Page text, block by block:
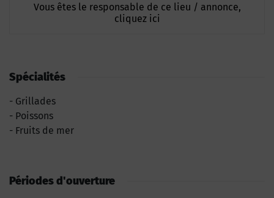
Vous êtes le responsable de ce lieu / annonce,
cliquez ici
Spécialités
Grillades
Poissons
Fruits de mer
Périodes d'ouverture